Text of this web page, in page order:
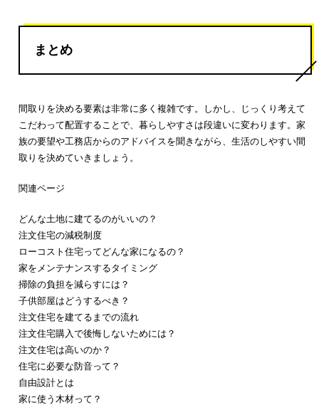
まとめ
間取りを決める要素は非常に多く複雑です。しかし、じっくり考えて
こだわって配置することで、暮らしやすさは段違いに変わります。家
族の要望や工務店からのアドバイスを聞きながら、生活のしやすい間
取りを決めていきましょう。
関連ページ
どんな土地に建てるのがいいの？
注文住宅の減税制度
ローコスト住宅ってどんな家になるの？
家をメンテナンスするタイミング
掃除の負担を減らすには？
子供部屋はどうするべき？
注文住宅を建てるまでの流れ
注文住宅購入で後悔しないためには？
注文住宅は高いのか？
住宅に必要な防音って？
自由設計とは
家に使う木材って？